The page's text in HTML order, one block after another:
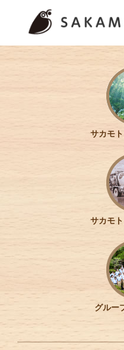
サカモ
サカモ
グルー